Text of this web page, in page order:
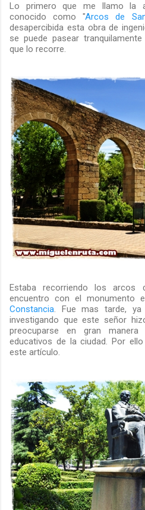
Lo primero que me llamo la
conocido como "Arcos de
desapercibida esta obra de
se puede pasear
que lo recorre.
Estaba recorriendo los arcos
encuentro con el monumento
Constancia. Fue mas tarde, ya
investigando que este señor
preocuparse en gran
educativos de la ciudad. Por
este artículo.